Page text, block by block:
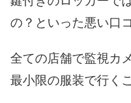
の？といった悪い口
全ての店舗で監視カ
最小限の服装で行く